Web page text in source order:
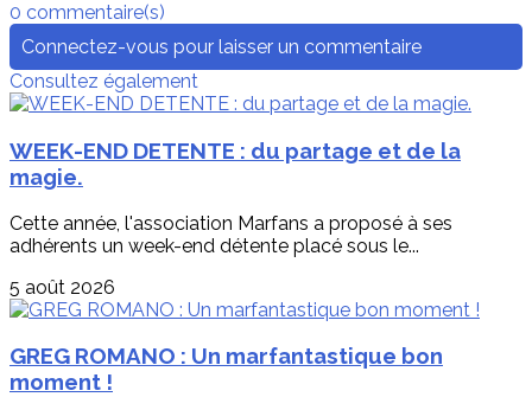
0 commentaire(s)
Connectez-vous pour laisser un commentaire
Consultez également
WEEK-END DETENTE : du partage et de la
magie.
Cette année, l'association Marfans a proposé à ses
adhérents un week-end détente placé sous le...
5 août 2026
GREG ROMANO : Un marfantastique bon
moment !